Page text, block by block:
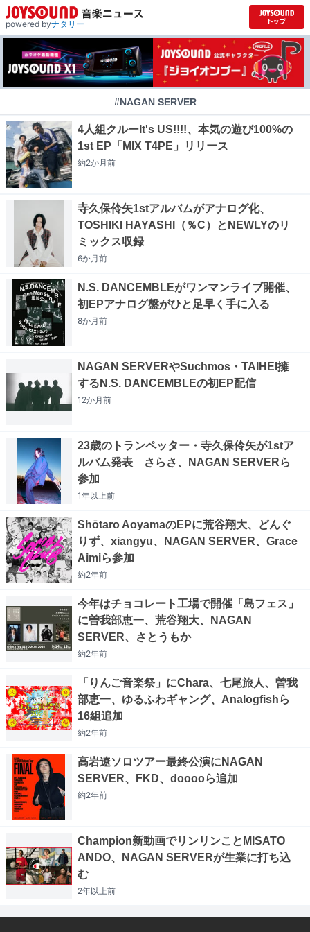
powered byナタリー
#NAGAN SERVER
4人組クルーIt's US!!!!、本気の遊び100%の
1st EP「MIX T4PE」リリース
約2か月前
寺久保伶矢1stアルバムがアナログ化、
TOSHIKI HAYASHI（％C）とNEWLYのリ
ミックス収録
6か月前
N.S. DANCEMBLEがワンマンライブ開催、
初EPアナログ盤がひと足早く手に入る
8か月前
NAGAN SERVERやSuchmos・TAIHEI擁
するN.S. DANCEMBLEの初EP配信
12か月前
23歳のトランペッター・寺久保伶矢が1stア
ルバム発表 さらさ、NAGAN SERVERら
参加
1年以上前
Shōtaro AoyamaのEPに荒谷翔大、どんぐ
りず、xiangyu、NAGAN SERVER、Grace
Aimiら参加
約2年前
今年はチョコレート工場で開催「島フェス」
に曽我部恵一、荒谷翔大、NAGAN
SERVER、さとうもか
約2年前
「りんご音楽祭」にChara、七尾旅人、曽我
部恵一、ゆるふわギャング、Analogfishら
16組追加
約2年前
高岩遼ソロツアー最終公演にNAGAN
SERVER、FKD、dooooら追加
約2年前
Champion新動画でリンリンことMISATO
ANDO、NAGAN SERVERが生業に打ち込
む
2年以上前